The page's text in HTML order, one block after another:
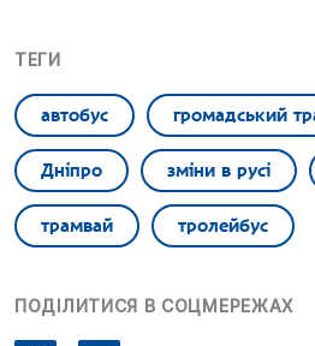
ТЕГИ
автобус громадський
Дніпро зміни в русі
трамвай тролейбус
ПОДІЛИТИСЯ В СОЦМЕРЕЖАХ